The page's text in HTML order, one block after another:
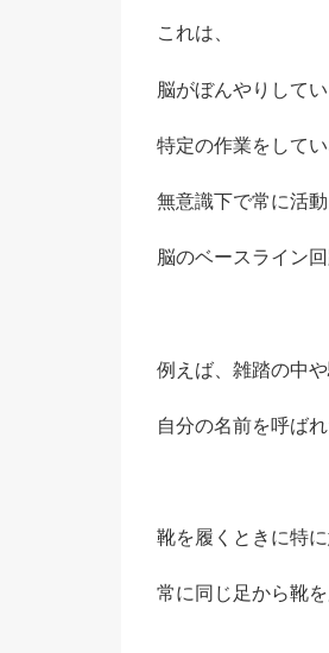
これは、
脳がぼんやりして
特定の作業をして
無意識下で常に活
脳のベースライン回
例えば、雑踏の中
自分の名前を呼ば
靴を履くときに特
常に同じ足から靴を